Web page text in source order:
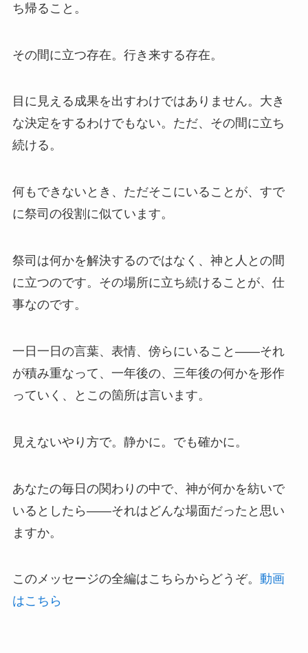
ち帰ること。
その間に立つ存在。行き来する存在。
目に見える成果を出すわけではありません。大き
な決定をするわけでもない。ただ、その間に立ち
続ける。
何もできないとき、ただそこにいることが、すで
に祭司の役割に似ています。
祭司は何かを解決するのではなく、神と人との間
に立つのです。その場所に立ち続けることが、仕
事なのです。
一日一日の言葉、表情、傍らにいること——それ
が積み重なって、一年後の、三年後の何かを形作
っていく、とこの箇所は言います。
見えないやり方で。静かに。でも確かに。
あなたの毎日の関わりの中で、神が何かを紡いで
いるとしたら——それはどんな場面だったと思い
ますか。
このメッセージの全編はこちらからどうぞ。 動画
はこちら